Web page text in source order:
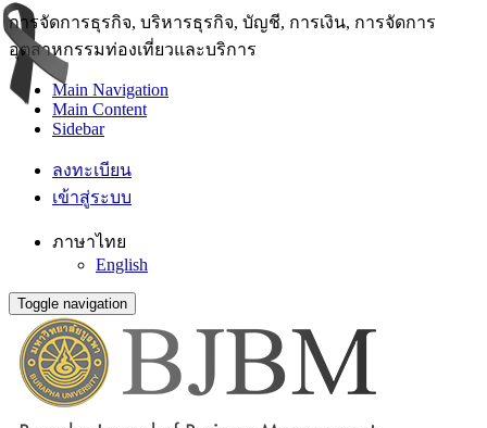
การจัดการธุรกิจ, บริหารธุรกิจ, บัญชี, การเงิน, การจัดการ
อุตสาหกรรมท่องเที่ยวและบริการ
Main Navigation
Main Content
Sidebar
ลงทะเบียน
เข้าสู่ระบบ
ภาษาไทย
English
Toggle navigation